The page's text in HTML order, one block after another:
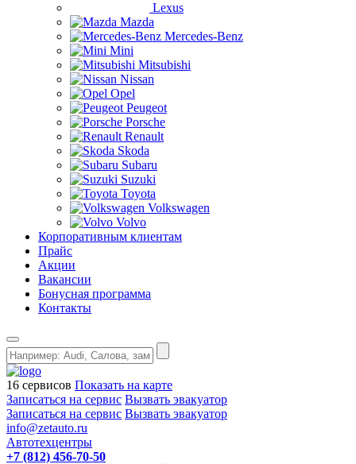
Lexus
Mazda
Mercedes-Benz
Mini
Mitsubishi
Nissan
Opel
Peugeot
Porsche
Renault
Skoda
Subaru
Suzuki
Toyota
Volkswagen
Volvo
Корпоративным клиентам
Прайс
Акции
Вакансии
Бонусная программа
Контакты
16 сервисов Показать на карте
Записаться на сервис Вызвать эвакуатор
Записаться на сервис Вызвать эвакуатор
info@zetauto.ru
Автотехцентры
+7 (812) 456-70-50